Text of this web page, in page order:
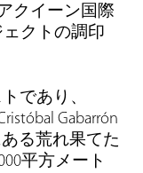
クイーン国際
クトの調印
であり、
Gabarrón
る荒れ果てた
平方メート